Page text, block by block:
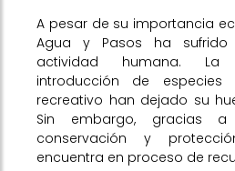
A pesar de su importancia
Agua y Pasos ha
actividad humana. La
introducción de
recreativo han dejado su
Sin embargo, gracias
conservación y
encuentra en proceso de